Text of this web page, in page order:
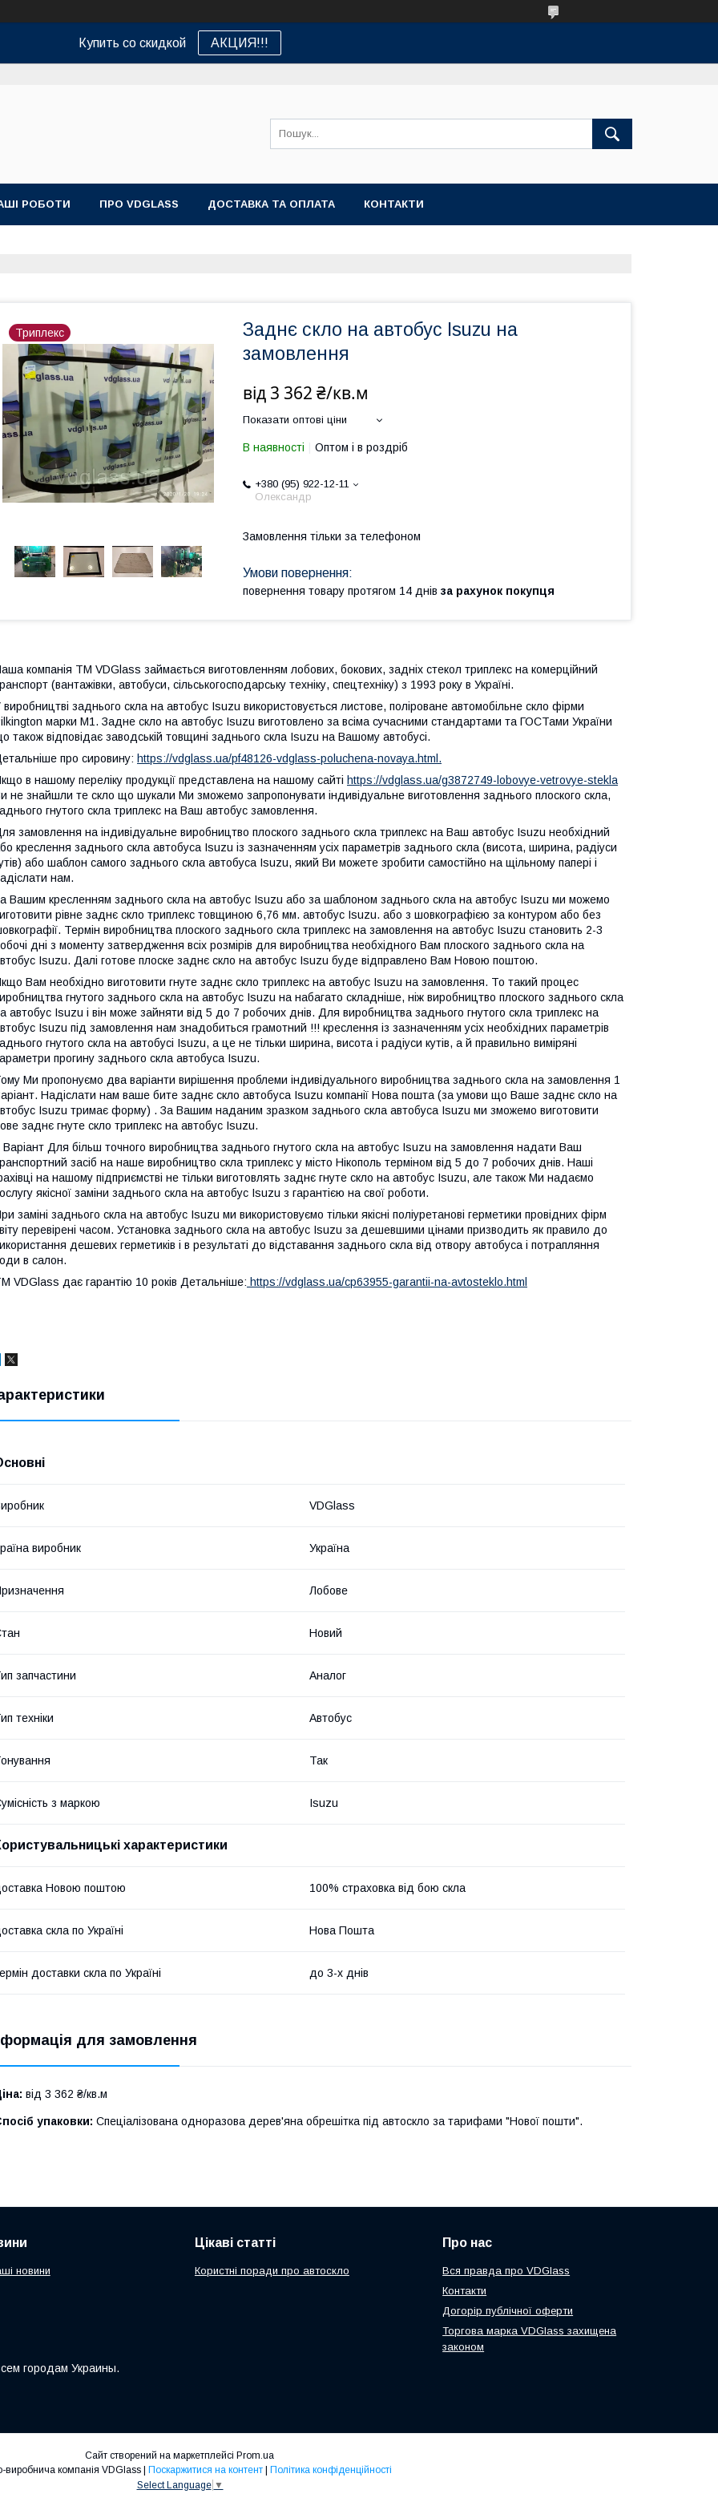
Купить со скидкой АКЦИЯ!!!
РОБОТИ ПРО VDGLASS ДОСТАВКА ТА ОПЛАТА КОНТАКТИ
Триплекс
Заднє скло на автобус Isuzu на
замовлення
від 3 362 ₴/кв.м
Показати оптові ціни
В наявності Оптом і в роздріб
+380 (95) 922-12-11
Олександр
Замовлення тільки за телефоном
повернення товару протягом 14 днів за рахунок покупця
компанія ТМ VDGlass займається виготовленням лобових, бокових, задніх стекол триплекс на комерційний
(вантажівки, автобуси, сільськогосподарську техніку, спецтехніку) з 1993 року в Україні.
виробництві заднього скла на автобус Isuzu використовується листове, поліроване автомобільне скло фірми
марки М1. Задне скло на автобус Isuzu виготовлено за всіма сучасними стандартами та ГОСТами України
також відповідає заводській товщині заднього скла Isuzu на Вашому автобусі.
про сировину: https://vdglass.ua/pf48126-vdglass-poluchena-novaya.html.
в нашому переліку продукції представлена на нашому сайті https://vdglass.ua/g3872749-lobovye-vetrovye-stekla
не знайшли те скло що шукали Ми зможемо запропонувати індивідуальне виготовлення заднього плоского скла,
гнутого скла триплекс на Ваш автобус замовлення.
замовлення на індивідуальне виробництво плоского заднього скла триплекс на Ваш автобус Isuzu необхідний
креслення заднього скла автобуса Isuzu із зазначенням усіх параметрів заднього скла (висота, ширина, радіуси
або шаблон самого заднього скла автобуса Isuzu, який Ви можете зробити самостійно на щільному папері і
нам.
Вашим кресленням заднього скла на автобус Isuzu або за шаблоном заднього скла на автобус Isuzu ми можемо
рівне заднє скло триплекс товщиною 6,76 мм. автобус Isuzu. або з шовкографією за контуром або без
Термін виробництва плоского заднього скла триплекс на замовлення на автобус Isuzu становить 2-3
дні з моменту затвердження всіх розмірів для виробництва необхідного Вам плоского заднього скла на
Isuzu. Далі готове плоске заднє скло на автобус Isuzu буде відправлено Вам Новою поштою.
Вам необхідно виготовити гнуте заднє скло триплекс на автобус Isuzu на замовлення. То такий процес
гнутого заднього скла на автобус Isuzu на набагато складніше, ніж виробництво плоского заднього скла
автобус Isuzu і він може зайняти від 5 до 7 робочих днів. Для виробництва заднього гнутого скла триплекс на
Isuzu під замовлення нам знадобиться грамотний !!! креслення із зазначенням усіх необхідних параметрів
гнутого скла на автобусі Isuzu, а це не тільки ширина, висота і радіуси кутів, а й правильно виміряні
прогину заднього скла автобуса Isuzu.
Ми пропонуємо два варіанти вирішення проблеми індивідуального виробництва заднього скла на замовлення 1
Надіслати нам ваше бите заднє скло автобуса Isuzu компанії Нова пошта (за умови що Ваше заднє скло на
Isuzu тримає форму) . За Вашим наданим зразком заднього скла автобуса Isuzu ми зможемо виготовити
заднє гнуте скло триплекс на автобус Isuzu.
Варіант Для більш точного виробництва заднього гнутого скла на автобус Isuzu на замовлення надати Ваш
засіб на наше виробництво скла триплекс у місто Нікополь терміном від 5 до 7 робочих днів. Наші
на нашому підприємстві не тільки виготовлять заднє гнуте скло на автобус Isuzu, але також Ми надаємо
якісної заміни заднього скла на автобус Isuzu з гарантією на свої роботи.
заміні заднього скла на автобус Isuzu ми використовуємо тільки якісні поліуретанові герметики провідних фірм
перевірені часом. Установка заднього скла на автобус Isuzu за дешевшими цінами призводить як правило до
дешевих герметиків і в результаті до відставання заднього скла від отвору автобуса і потрапляння
в салон.
VDGlass дає гарантію 10 років Детальніше: https://vdglass.ua/cp63955-garantii-na-avtosteklo.html
VDGlass
виробник Україна
Лобове
Новий
запчастини Аналог
техніки Автобус
Так
з маркою Isuzu
характеристики
Новою поштою 100% страховка від бою скла
скла по Україні Нова Пошта
доставки скла по Україні до 3-х днів
для замовлення
від 3 362 ₴/кв.м
упаковки: Спеціалізована одноразова дерев'яна обрешітка під автоскло за тарифами "Нової пошти".
новини
Цікаві статті
Користні поради про автоскло
Про нас
Вся правда про VDGlass
Контакти
Догорір публічної оферти
Торгова марка VDGlass захищена
законом
городам Украины.
Сайт створений на маркетплейсі Prom.ua
Поскаржитися на контент
Політика конфіденційності
Select Language ▼